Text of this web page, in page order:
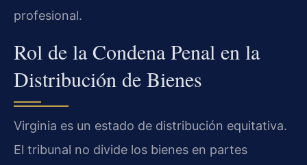
profesional.
Rol de la Condena Penal en la
Distribución de Bienes
Virginia es un estado de distribución equitativa.
El tribunal no divide los bienes en partes